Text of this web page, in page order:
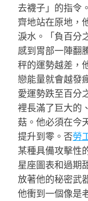
去襪子」的指令
齊地站在原地，
淚水。「負百分
感到胃部一陣翻
秤的運勢越差，
戀能量就會越發
愛運勢跌至百分
裡長滿了巨大的
菇。他必須在今
提升到零。否勞
某種具備攻擊性
星座圖表和過期
放著他的秘密武
他衝到一個像是